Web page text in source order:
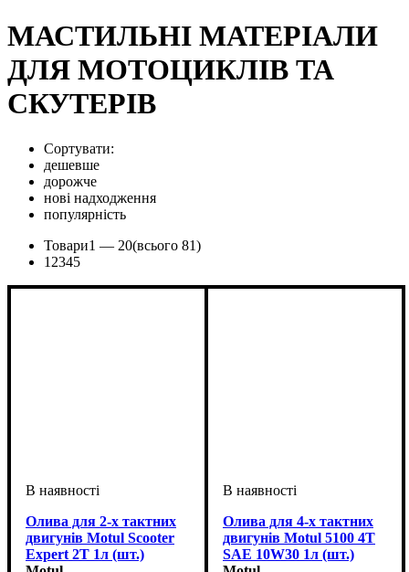
МАСТИЛЬНІ МАТЕРІАЛИ
ДЛЯ МОТОЦИКЛІВ ТА
СКУТЕРІВ
Сортувати:
дешевше
дорожче
нові надходження
популярність
Товари1 — 20(всього 81)
1 2345
Олива для 2-х тактних
двигунів Motul Scooter
Expert 2T 1л (шт.)
Олива для 4-х тактних
двигунів Motul 5100 4T
SAE 10W30 1л (шт.)